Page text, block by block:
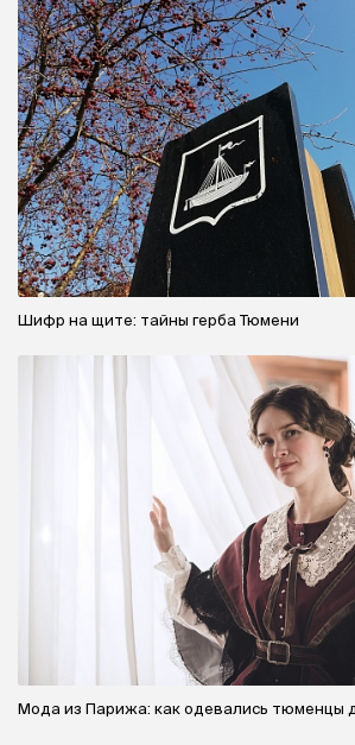
Шифр на щите: тайны герба Тюмени
Мода из Парижа: как одевались тюменцы